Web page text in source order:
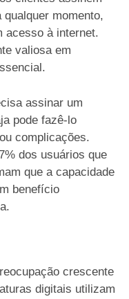
momento,
acesso à internet.
valiosa em
assinar um
pode fazê-lo
complicações.
dos usuários que
que a capacidade
benefício
crescente
digitais utilizam